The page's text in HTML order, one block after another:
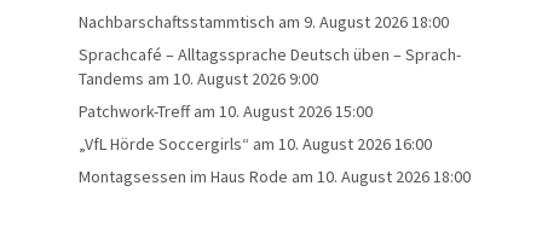
Nachbarschaftsstammtisch am 9. August 2026 18:00
Sprachcafé – Alltagssprache Deutsch üben – Sprach-
Tandems am 10. August 2026 9:00
Patchwork-Treffam 10. August 2026 15:00
„VfL Hörde Soccergirls“ am 10. August 2026 16:00
Montagsessen im Haus Rode am 10. August 2026 18:00